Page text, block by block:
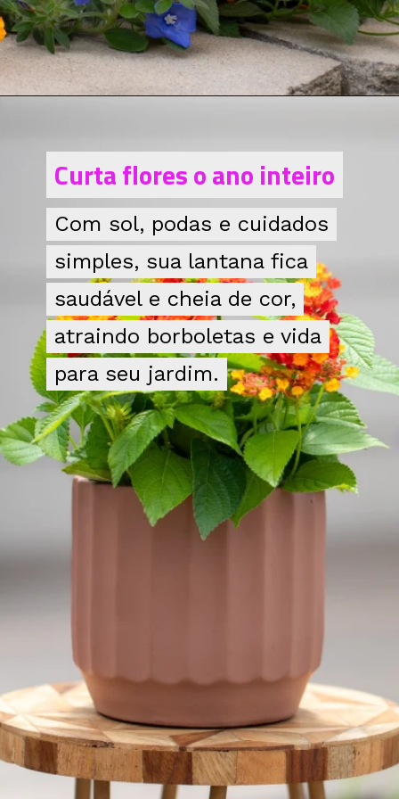
Com sol, podas e cuidados
simples, sua lantana fica
saudável e cheia de cor,
atraindo borboletas e vida
para seu jardim.
Com sol, podas e cuidados
simples, sua lantana fica
saudável e cheia de cor,
atraindo borboletas e vida
para seu jardim.
Curta flores o ano inteiro
Curta flores o ano inteiro